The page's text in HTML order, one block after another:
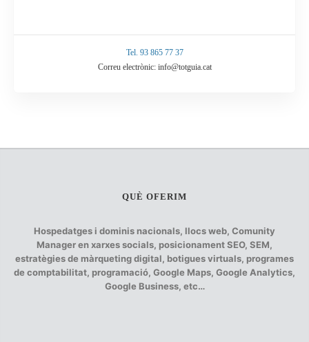
Tel. 93 865 77 37
Correu electrònic: info@totguia.cat
QUÈ OFERIM
Hospedatges i dominis nacionals, llocs web, Comunity
Manager en xarxes socials, posicionament SEO, SEM,
estratègies de màrqueting digital, botigues virtuals, programes
de comptabilitat, programació, Google Maps, Google Analytics,
Google Business, etc…